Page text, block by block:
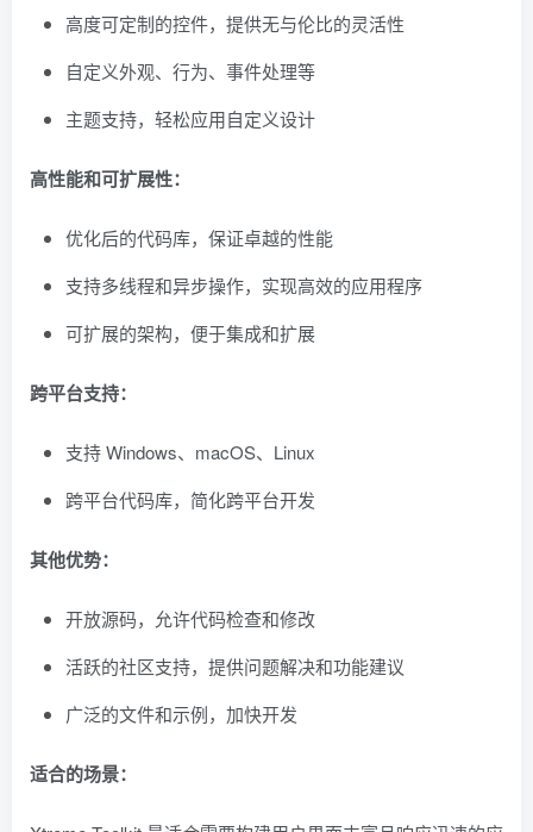
高度可定制的控件，提供无与伦比的灵活性
自定义外观、行为、事件处理等
主题支持，轻松应用自定义设计
高性能和可扩展性：
优化后的代码库，保证卓越的性能
支持多线程和异步操作，实现高效的应用程序
可扩展的架构，便于集成和扩展
跨平台支持：
支持 Windows、macOS、Linux
跨平台代码库，简化跨平台开发
其他优势：
开放源码，允许代码检查和修改
活跃的社区支持，提供问题解决和功能建议
广泛的文件和示例，加快开发
适合的场景：